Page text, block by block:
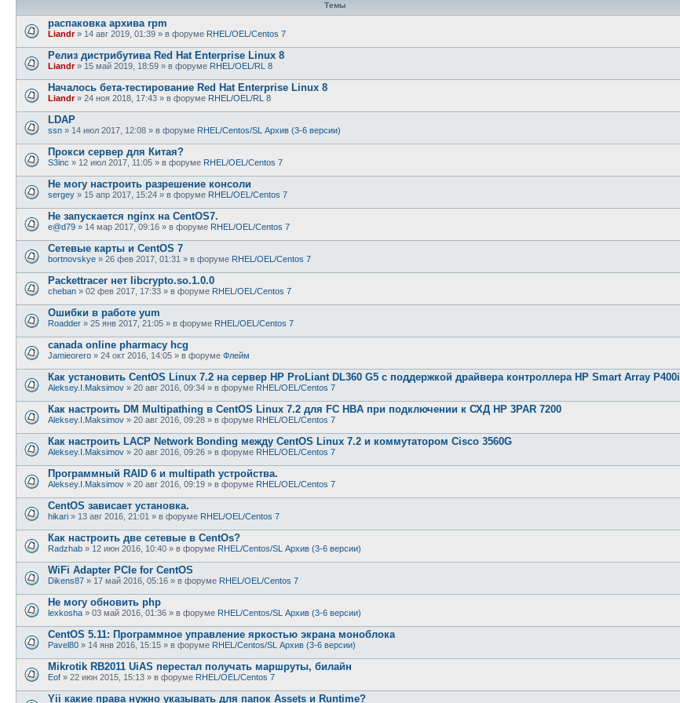
Темы
распаковка архива rpm
Liandr» 14 авг 2019, 01:39 » в форуме RHEL/OEL/Centos 7
Релиз дистрибутива Red Hat Enterprise Linux 8
Liandr» 15 май 2019, 18:59 » в форуме RHEL/OEL/RL 8
Началось бета-тестирование Red Hat Enterprise Linux 8
Liandr» 24 ноя 2018, 17:43 » в форуме RHEL/OEL/RL 8
LDAP
ssn » 14 июл 2017, 12:08 » в форуме RHEL/Centos/SL Архив (3-6 версии)
Прокси сервер для Китая?
S3inc » 12 июл 2017, 11:05 » в форуме RHEL/OEL/Centos 7
Не могу настроить разрешение консоли
sergey » 15 апр 2017, 15:24 » в форуме RHEL/OEL/Centos 7
Не запускается nginx на CentOS7.
e@d79 » 14 мар 2017, 09:16 » в форуме RHEL/OEL/Centos 7
Сетевые карты и CentOS 7
bortnovskye » 26 фев 2017, 01:31 » в форуме RHEL/OEL/Centos 7
Packettracer нет libcrypto.so.1.0.0
cheban » 02 фев 2017, 17:33 » в форуме RHEL/OEL/Centos 7
Ошибки в работе yum
Roadder » 25 янв 2017, 21:05 » в форуме RHEL/OEL/Centos 7
canada online pharmacy hcg
Jamieorero » 24 окт 2016, 14:05 » в форуме Флейм
Как установить CentOS Linux 7.2 на сервер HP ProLiant DL360 G5 с поддержкой драйвера контроллера HP Smart Array P400i
Aleksey.I.Maksimov » 20 авг 2016, 09:34 » в форуме RHEL/OEL/Centos 7
Как настроить DM Multipathing в CentOS Linux 7.2 для FC HBA при подключении к СХД HP 3PAR 7200
Aleksey.I.Maksimov » 20 авг 2016, 09:28 » в форуме RHEL/OEL/Centos 7
Как настроить LACP Network Bonding между CentOS Linux 7.2 и коммутатором Cisco 3560G
Aleksey.I.Maksimov » 20 авг 2016, 09:26 » в форуме RHEL/OEL/Centos 7
Программный RAID 6 и multipath устройства.
Aleksey.I.Maksimov » 20 авг 2016, 09:19 » в форуме RHEL/OEL/Centos 7
CentOS зависает установка.
hikari » 13 авг 2016, 21:01 » в форуме RHEL/OEL/Centos 7
Как настроить две сетевые в CentOs?
Radzhab » 12 июн 2016, 10:40 » в форуме RHEL/Centos/SL Архив (3-6 версии)
WiFi Adapter PCIe for CentOS
Dikens87 » 17 май 2016, 05:16 » в форуме RHEL/OEL/Centos 7
Не могу обновить php
lexkosha » 03 май 2016, 01:36 » в форуме RHEL/Centos/SL Архив (3-6 версии)
CentOS 5.11: Программное управление яркостью экрана моноблока
Pavel80 » 14 янв 2016, 15:15 » в форуме RHEL/Centos/SL Архив (3-6 версии)
Mikrotik RB2011 UiAS перестал получать маршруты, билайн
Eof » 22 июн 2015, 15:13 » в форуме RHEL/OEL/Centos 7
Yii какие права нужно указывать для папок Assets и Runtime?